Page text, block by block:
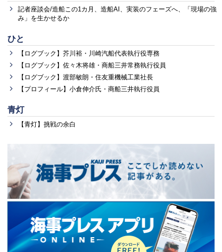
記者座談会/造船この1カ月、造船AI、実装のフェーズへ、「現場の強
み」を生かせるか
ひと
【ログブック】芥川裕・川崎汽船代表執行役専務
【ログブック】佐々木将雄・商船三井常務執行役員
【ログブック】渡部敏朗・住友重機械工業社長
【プロフィール】小倉伸介氏・商船三井執行役員
青灯
【青灯】挑戦の余白